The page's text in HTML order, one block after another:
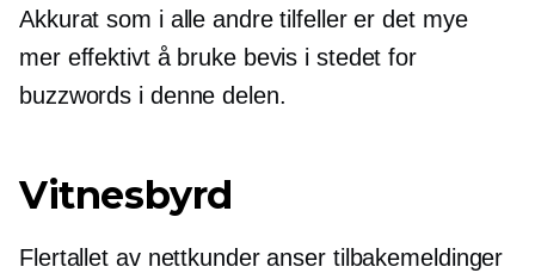
Akkurat som i alle andre tilfeller er det mye
mer effektivt å bruke bevis i stedet for
buzzwords i denne delen.
Vitnesbyrd
Flertallet av nettkunder anser tilbakemeldinger